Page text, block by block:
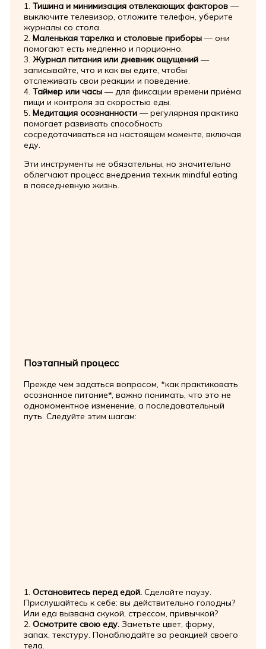
1. Тишина и минимизация отвлекающих факторов—
выключите телевизор, отложите телефон, уберите
журналы со стола.
2. Маленькая тарелка и столовые приборы— они
помогают есть медленно и порционно.
3. Журнал питания или дневник ощущений—
записывайте, что и как вы едите, чтобы
отслеживать свои реакции и поведение.
4. Таймер или часы— для фиксации времени приёма
пищи и контроля за скоростью еды.
5. Медитация осознанности— регулярная практика
помогает развивать способность
сосредотачиваться на настоящем моменте, включая
еду.
Эти инструменты не обязательны, но значительно
облегчают процесс внедрения техник mindful eating
в повседневную жизнь.
Поэтапный процесс
Прежде чем задаться вопросом, *как практиковать
осознанное питание*, важно понимать, что это не
одномоментное изменение, а последовательный
путь. Следуйте этим шагам:
1. Остановитесь перед едой.Сделайте паузу.
Прислушайтесь к себе: вы действительно голодны?
Или еда вызвана скукой, стрессом, привычкой?
2. Осмотрите свою еду.Заметьте цвет, форму,
запах, текстуру. Понаблюдайте за реакцией своего
тела.